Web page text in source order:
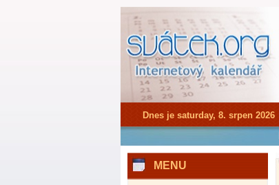
MENU
Dnes je saturday, 8. srpen 2026